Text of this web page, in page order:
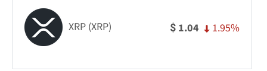
XRP (XRP) $ 1.04 1.95%